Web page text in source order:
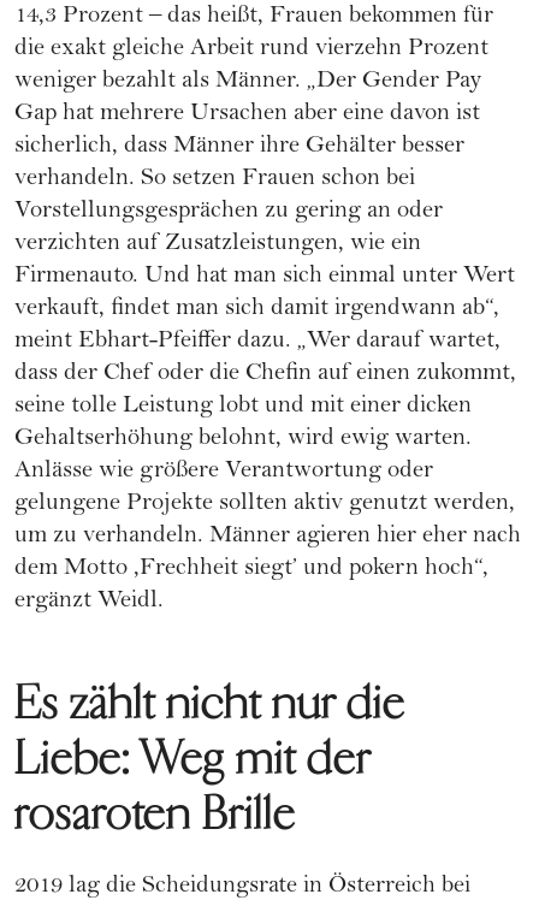
14,3 Prozent – das heißt, Frauen bekommen für
die exakt gleiche Arbeit rund vierzehn Prozent
weniger bezahlt als Männer. „Der Gender Pay
Gap hat mehrere Ursachen aber eine davon ist
sicherlich, dass Männer ihre Gehälter besser
verhandeln. So setzen Frauen schon bei
Vorstellungsgesprächen zu gering an oder
verzichten auf Zusatzleistungen, wie ein
Firmenauto. Und hat man sich einmal unter Wert
verkauft, findet man sich damit irgendwann ab“,
meint Ebhart-Pfeiffer dazu. „Wer darauf wartet,
dass der Chef oder die Chefin auf einen zukommt,
seine tolle Leistung lobt und mit einer dicken
Gehaltserhöhung belohnt, wird ewig warten.
Anlässe wie größere Verantwortung oder
gelungene Projekte sollten aktiv genutzt werden,
um zu verhandeln. Männer agieren hier eher nach
dem Motto ,Frechheit siegt’ und pokern hoch“,
ergänzt Weidl.
Es zählt nicht nur die
Liebe: Weg mit der
rosaroten Brille
2019 lag die Scheidungsrate in Österreich bei